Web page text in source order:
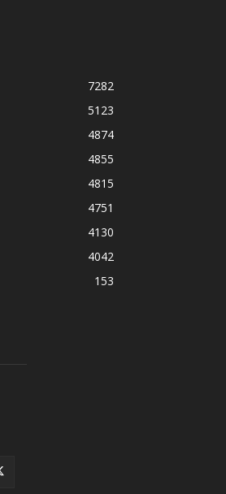
7282
5123
4874
4855
4815
4751
4130
4042
153